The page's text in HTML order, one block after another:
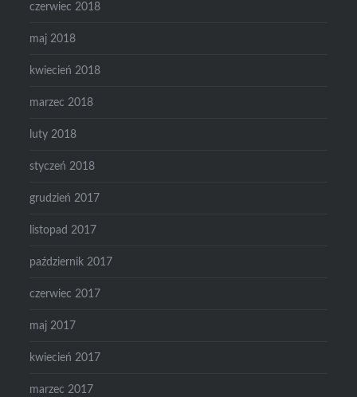
czerwiec 2018
maj 2018
kwiecień 2018
marzec 2018
luty 2018
styczeń 2018
grudzień 2017
listopad 2017
październik 2017
czerwiec 2017
maj 2017
kwiecień 2017
marzec 2017